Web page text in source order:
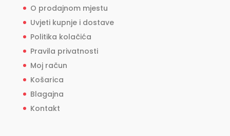
O prodajnom mjestu
Uvjeti kupnje i dostave
Politika kolačića
Pravila privatnosti
Moj račun
Košarica
Blagajna
Kontakt